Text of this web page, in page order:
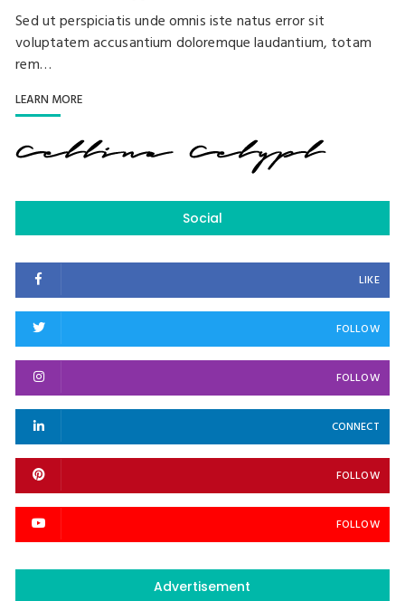
Sed ut perspiciatis unde omnis iste natus error sit
voluptatem accusantium doloremque laudantium, totam
rem…
LEARN MORE
Social
LIKE
FOLLOW
FOLLOW
CONNECT
FOLLOW
FOLLOW
Advertisement